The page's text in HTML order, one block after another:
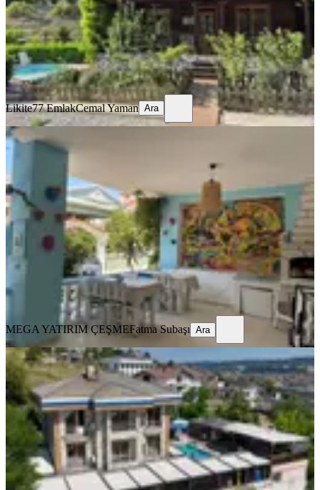
110.000.000 ₺
Likite77 EmlakCemal Yaman
Ara
Likite77 EmlakCemal Yaman Ara
İzmir, Çeşme
196 m²·28.07.2026
65.000.000 ₺
MEGA YATIRIM ÇEŞMEFatma Subaşı
MEGA YATIRIM ÇEŞMEFatma Subaşı Ara
Şile'e Merkez De I Deniz Manzaralı I
Faal Butik Otel
İstanbul, Şile
1057 m²·24.07.2026
110.000.000 ₺